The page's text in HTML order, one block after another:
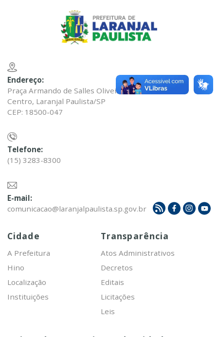
Endereço:
Praça Armando de Salles Oliveira nº 200
Centro, Laranjal Paulista/SP
CEP: 18500-047
Telefone:
(15) 3283-8300
E-mail:
comunicacao@laranjalpaulista.sp.gov.br
Cidade
A Prefeitura
Hino
Localização
Instituições
Transparência
Atos Administrativos
Decretos
Editais
Licitações
Leis